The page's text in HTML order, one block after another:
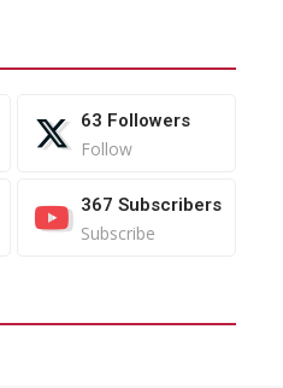
63 Followers
Follow
367 Subscribers
Subscribe